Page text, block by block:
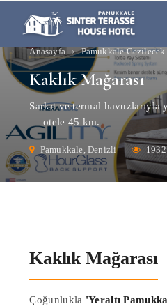
Anasayfa › Pamukkale Gezilecek
Kaklık Mağarası
Sarkıt ve termal havuzlarıyla
— otele 45 km.
Pamukkale, Denizli 1932
Kaklık Mağarası
Çoğunlukla 'Yeraltı